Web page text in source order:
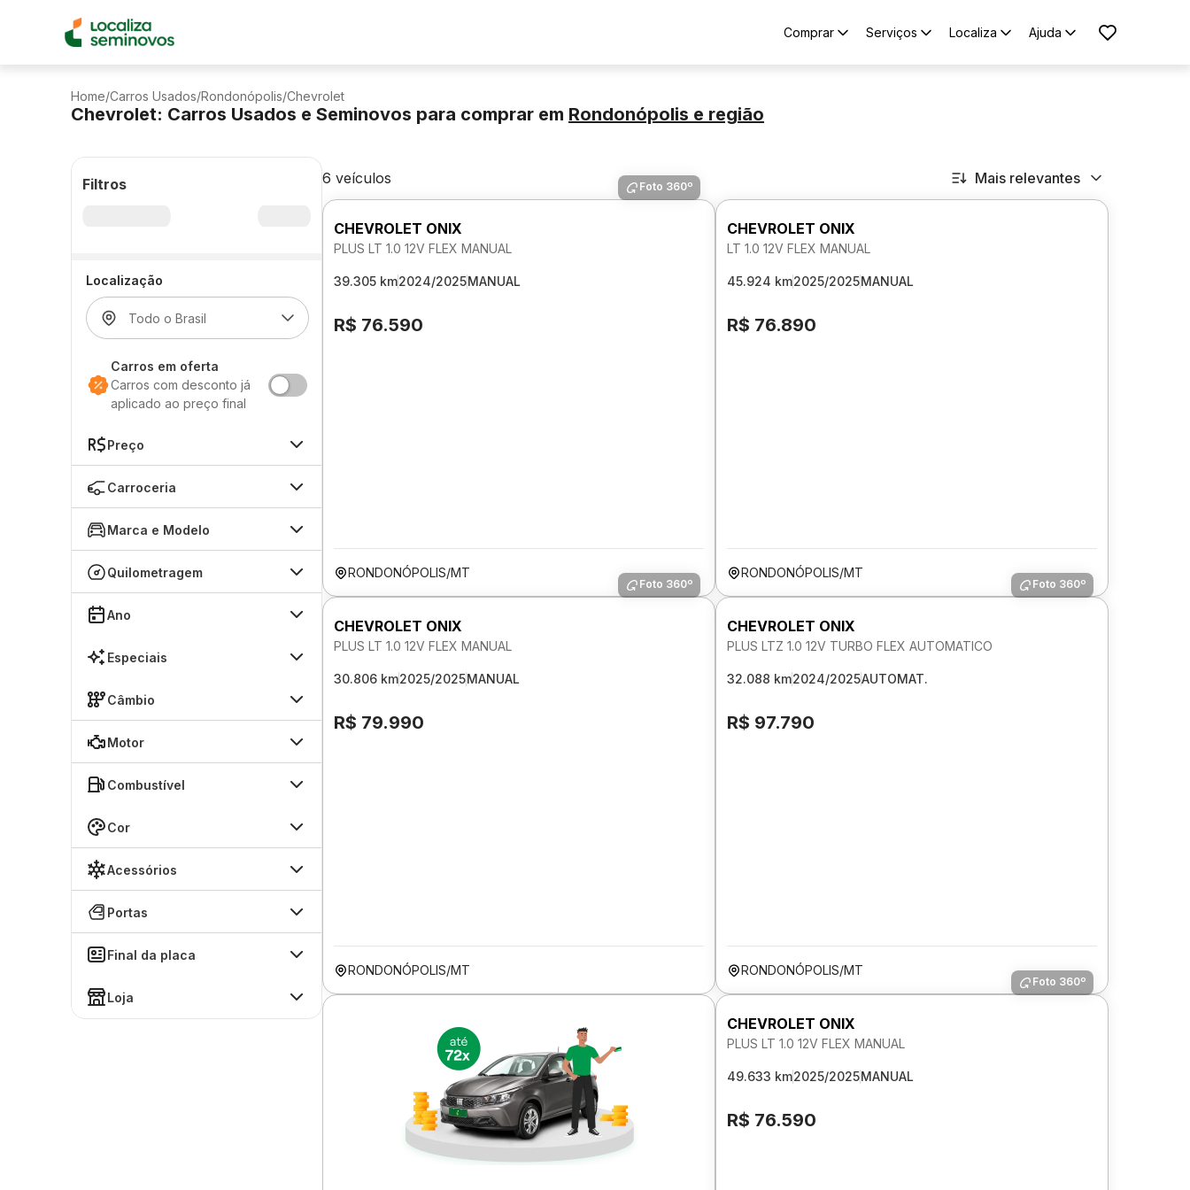
Comprar Serviços Localiza Ajuda
Home/Carros Usados/Rondonópolis/Chevrolet
Chevrolet: Carros Usados e Seminovos para comprar em Rondonópolis e região
Filtros
Localização
Carros em oferta
Carros com desconto já
aplicado ao preço final
Preço
Carroceria
Marca e Modelo
Quilometragem
Ano
Especiais
Câmbio
Motor
Combustível
Cor
Acessórios
Portas
Final da placa
Loja
6 veículos Mais relevantes
Foto 360º
CHEVROLET ONIX
PLUS LT 1.0 12V FLEX MANUAL
39.305 km2024/2025MANUAL
R$ 76.590
RONDONÓPOLIS/MT
CHEVROLET ONIX
LT 1.0 12V FLEX MANUAL
45.924 km2025/2025MANUAL
R$ 76.890
RONDONÓPOLIS/MT
Foto 360º
CHEVROLET ONIX
PLUS LT 1.0 12V FLEX MANUAL
30.806 km2025/2025MANUAL
R$ 79.990
RONDONÓPOLIS/MT
Foto 360º
CHEVROLET ONIX
PLUS LTZ 1.0 12V TURBO FLEX AUTOMATICO
32.088 km2024/2025AUTOMAT.
R$ 97.790
RONDONÓPOLIS/MT
Foto 360º
CHEVROLET ONIX
PLUS LT 1.0 12V FLEX MANUAL
49.633 km2025/2025MANUAL
R$ 76.590